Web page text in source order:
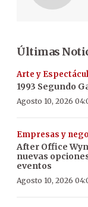
Últimas
Arte y
1993 Segundo
Agosto 10, 2026
Empresas y
After Office
nuevas
eventos
Agosto 10, 2026